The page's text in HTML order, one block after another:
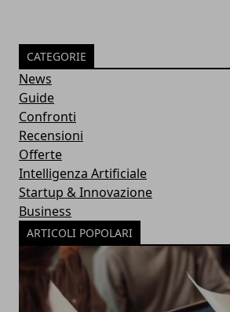
CATEGORIE
News
Guide
Confronti
Recensioni
Offerte
Intelligenza Artificiale
Startup & Innovazione
Business
ARTICOLI POPOLARI